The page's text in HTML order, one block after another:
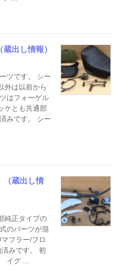
出し情報）
ツです。 シー
外は以前から
はフォーゲル
ケとも共通部
みです。 シー
蔵出し情
純正タイプの
のパーツが混
フラー/フロ
みです。 初
イグ …